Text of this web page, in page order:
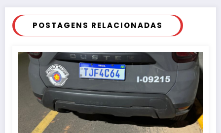
POSTAGENS RELACIONADAS